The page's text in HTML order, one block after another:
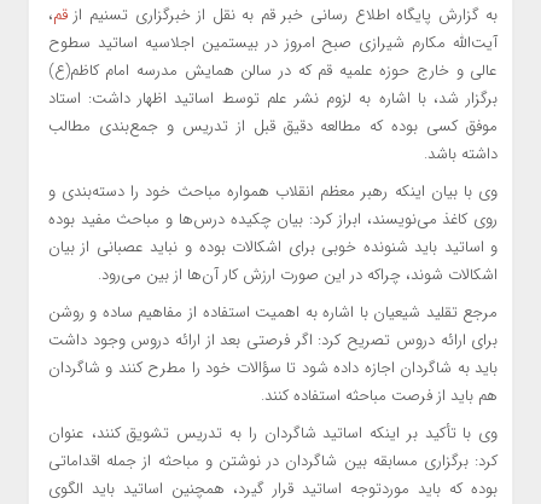
به گزارش پایگاه اطلاع رسانی خبر قم به نقل از خبرگزاری تسنیم ازقم،
آیت‌الله مکارم شیرازی صبح امروز در بیستمین اجلاسیه اساتید سطوح
عالی و خارج حوزه علمیه قم که در سالن همایش مدرسه امام کاظم(ع)
برگزار شد، با اشاره به لزوم نشر علم توسط اساتید اظهار داشت: استاد
موفق کسی بوده که مطالعه دقیق قبل از تدریس و جمع‌بندی مطالب
داشته باشد.
وی با بیان اینکه رهبر معظم انقلاب همواره مباحث خود را دسته‌بندی و
روی کاغذ می‌نویسند، ابراز کرد: بیان چکیده درس‌ها و مباحث مفید بوده
و اساتید باید شنونده خوبی برای اشکالات بوده و نباید عصبانی از بیان
اشکالات شوند، چراکه در این صورت ارزش کار آن‌ها از بین می‌رود.
مرجع تقلید شیعیان با اشاره به اهمیت استفاده از مفاهیم ساده و روشن
برای ارائه دروس تصریح کرد: اگر فرصتی بعد از ارائه دروس وجود داشت
باید به شاگردان اجازه داده شود تا سؤالات خود را مطرح کنند و شاگردان
هم باید از فرصت مباحثه استفاده کنند.
وی با تأکید بر اینکه اساتید شاگردان را به تدریس تشویق کنند، عنوان
کرد: برگزاری مسابقه بین شاگردان در نوشتن و مباحثه از جمله اقداماتی
بوده که باید موردتوجه اساتید قرار گیرد، همچنین اساتید باید الگوی